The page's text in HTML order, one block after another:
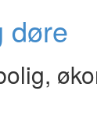
døre